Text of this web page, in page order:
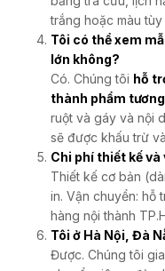
trắng hoặc màu tùy
Tôi có thể xem
lớn không?
Có. Chúng tôi hỗ
thành phẩm
ruột và gáy và nội
sẽ được khấu trừ
Chi phí thiết kế
Thiết kế cơ bản
in. Vận chuyển: hỗ
hàng nội thành
Tôi ở Hà Nội, Đà
Được. Chúng tôi